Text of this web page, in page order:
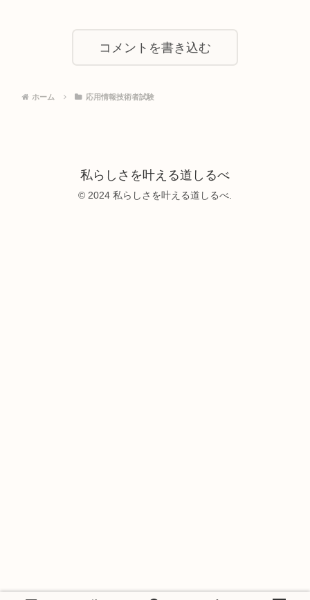
コメントを書き込む
ホーム 応用情報技術者試験
私らしさを叶える道しるべ
© 2024 私らしさを叶える道しるべ.